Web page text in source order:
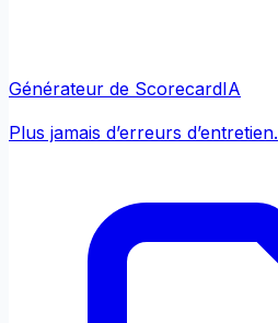
Générateur de ScorecardIA
Plus jamais d’erreurs d’entretien.